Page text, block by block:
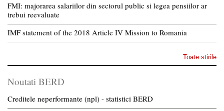
FMI: majorarea salariilor din sectorul public si legea pensiilor ar
trebui reevaluate
IMF statement of the 2018 Article IV Mission to Romania
Toate stirile
Noutati BERD
Creditele neperformante (npl) - statistici BERD